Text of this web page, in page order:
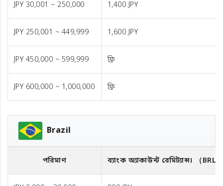
JPY 30,001 ~ 250,000 1,400 JPY
JPY 250,001 ~ 449,999 1,600 JPY
JPY 450,000 ~ 599,999 ফ্রি
JPY 600,000 ~ 1,000,000 ফ্রি
Brazil
পরিমাণ ব্যাংক অ্যাকাউন্ট রেমিট্যান্স। （BRL）